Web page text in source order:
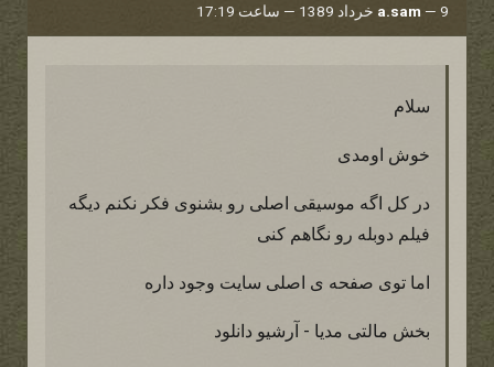
a.sam — 9 خرداد 1389 — ساعت 17:19
سلام
خوش اومدی
در کل اگه موسیقی اصلی رو بشنوی فکر نکنم دیگه
فیلم دوبله رو نگاهم کنی
اما توی صفحه ی اصلی سایت وجود داره
بخش مالتی مدیا - آرشیو دانلود